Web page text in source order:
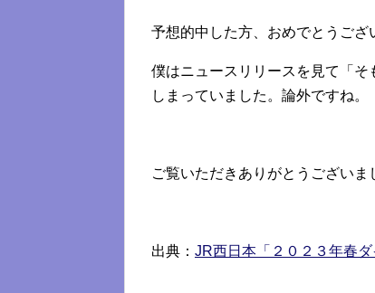
予想的中した方、おめでとうござ
僕はニュースリリースを見て「
しまっていました。論外ですね。
ご覧いただきありがとうございま
出典： JR西日本「２０２３年春